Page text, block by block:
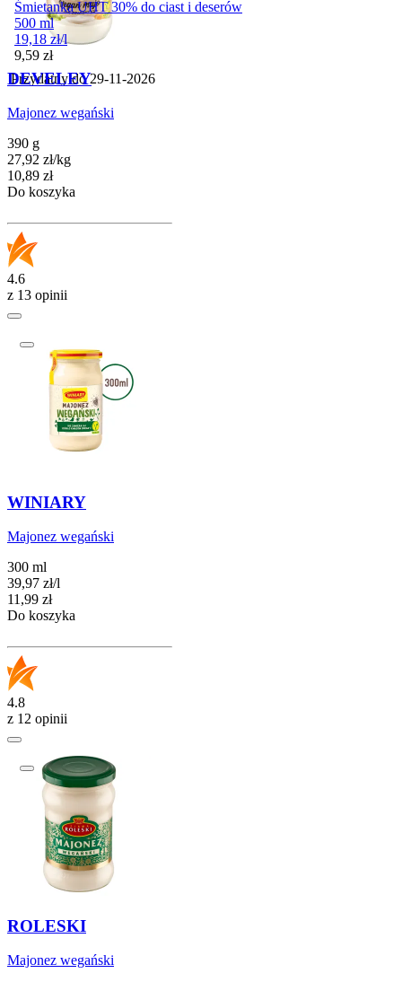
Śmietanka UHT 30% do ciast i deserów
500 ml
19,18 zł/l
Cena
9,59 zł
Przydatny do29-11-2026
DEVELEY
Majonez wegański
390 g
27,92 zł/kg
Cena
10,89 zł
Do koszyka
4.6
z 13 opinii
WINIARY
Majonez wegański
300 ml
39,97 zł/l
Cena
11,99 zł
Do koszyka
4.8
z 12 opinii
ROLESKI
Majonez wegański